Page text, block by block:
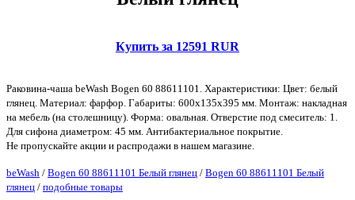
Купить за 12591 RUR
Раковина-чаша beWash Bogen 60 88611101. Характеристики: Цвет: белый
глянец. Материал: фарфор. Габариты: 600х135х395 мм. Монтаж: накладная
на мебель (на столешницу). Форма: овальная. Отверстие под смеситель: 1.
Для сифона диаметром: 45 мм. Антибактериальное покрытие.
Не пропускайте акции и распродажи в нашем магазине.
beWash / Bogen 60 88611101 Белый глянец / Bogen 60 88611101 Белый
глянец / подобные товары